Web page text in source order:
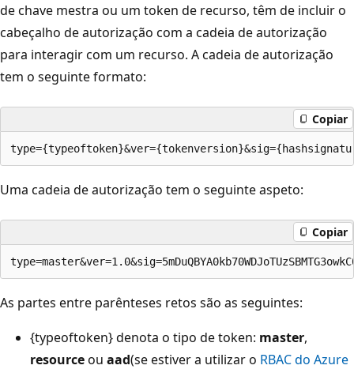
de chave mestra ou um token de recurso, têm de incluir o
cabeçalho de autorização com a cadeia de autorização
para interagir com um recurso. A cadeia de autorização
tem o seguinte formato:
Copiar
Uma cadeia de autorização tem o seguinte aspeto:
Copiar
As partes entre parênteses retos são as seguintes:
{typeoftoken} denota o tipo de token: master,
resourceou aad(se estiver a utilizar o RBAC do Azure